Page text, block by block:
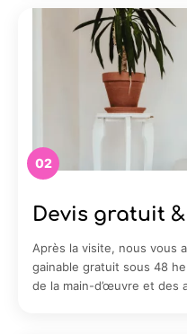
02
Devis gratuit
Après la visite, nous vous
gainable gratuit sous 48
de la main-d’œuvre et des